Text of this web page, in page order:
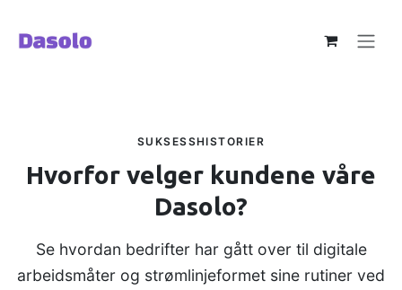
SUKSESSHISTORIER
Hvorfor velger kundene våre
Dasolo?
Se hvordan bedrifter har gått over til digitale
arbeidsmåter og strømlinjeformet sine rutiner ved